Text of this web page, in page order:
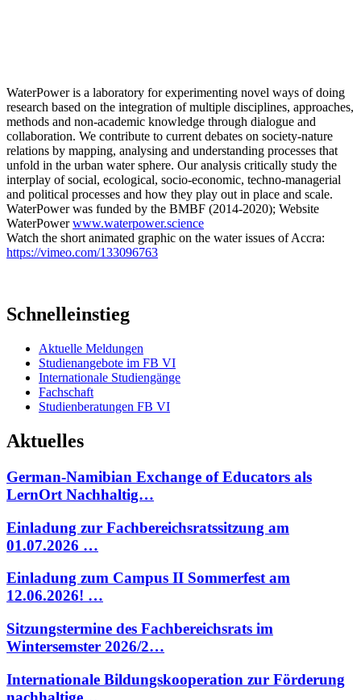
WaterPower is a laboratory for experimenting novel ways of doing
research based on the integration of multiple disciplines, approaches,
methods and non-academic knowledge through dialogue and
collaboration. We contribute to current debates on society-nature
relations by mapping, analysing and understanding processes that
unfold in the urban water sphere. Our analysis critically study the
interplay of social, ecological, socio-economic, techno-managerial
and political processes and how they play out in place and scale.
WaterPower was funded by the BMBF (2014-2020); Website
WaterPowerwww.waterpower.science
Watch the short animated graphic on the water issues of Accra:
https://vimeo.com/133096763
Schnelleinstieg
Aktuelle Meldungen
Studienangebote im FB VI
Internationale Studiengänge
Fachschaft
Studienberatungen FB VI
Aktuelles
German-Namibian Exchange of Educators als
LernOrt Nachhaltig…
Einladung zur Fachbereichsratssitzung am
01.07.2026 …
Einladung zum Campus II Sommerfest am
12.06.2026! …
Sitzungstermine des Fachbereichsrats im
Wintersemster 2026/2…
Internationale Bildungskooperation zur Förderung